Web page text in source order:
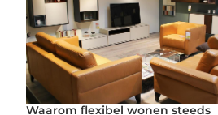
Waarom flexibel wonen steeds